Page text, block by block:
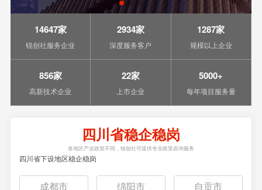
14647家
锐创社服务企业
2934家
深度服务客户
1287家
规模以上企业
856家
高新技术企业
22家
上市企业
5000+
每年项目服务量
四川省稳企稳岗
各地区产业政策不同，锐创社可提供专业政策咨询服务
四川省下设地区稳企稳岗
成都市 绵阳市
自贡市